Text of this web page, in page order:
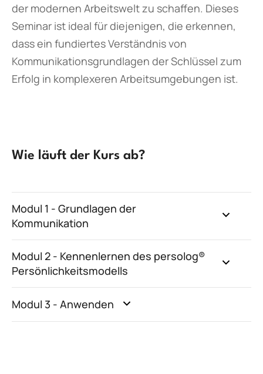
der modernen Arbeitswelt zu schaffen. Dieses
Seminar ist ideal für diejenigen, die erkennen,
dass ein fundiertes Verständnis von
Kommunikationsgrundlagen der Schlüssel zum
Erfolg in komplexeren Arbeitsumgebungen ist.
Wie läuft der Kurs ab?
Modul 1 - Grundlagen der
Kommunikation
Modul 2 - Kennenlernen des persolog®
Persönlichkeitsmodells
Modul 3 - Anwenden